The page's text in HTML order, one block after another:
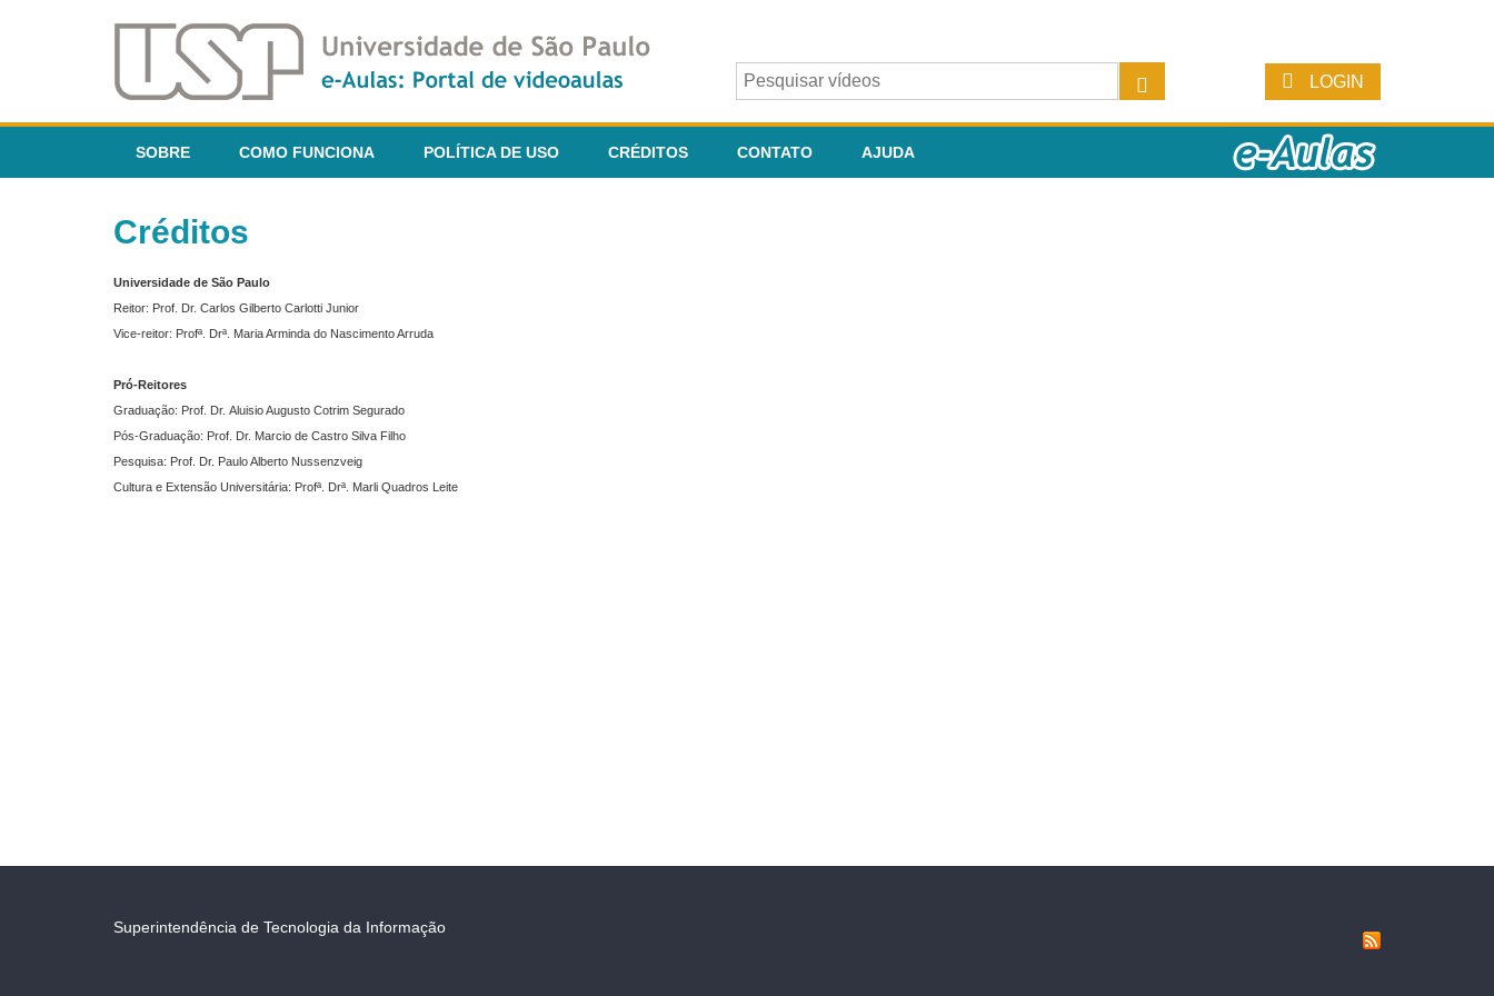
LOGIN
SOBRE COMO FUNCIONA POLÍTICA DE USO CRÉDITOS CONTATO AJUDA
Créditos
Universidade de São Paulo
Reitor: Prof. Dr. Carlos Gilberto Carlotti Junior
Vice-reitor: Profª. Drª. Maria Arminda do Nascimento Arruda
Pró-Reitores
Graduação: Prof. Dr. Aluisio Augusto Cotrim Segurado
Pós-Graduação: Prof. Dr. Marcio de Castro Silva Filho
Pesquisa: Prof. Dr. Paulo Alberto Nussenzveig
Cultura e Extensão Universitária: Profª. Drª. Marli Quadros Leite
Superintendência de Tecnologia da Informação